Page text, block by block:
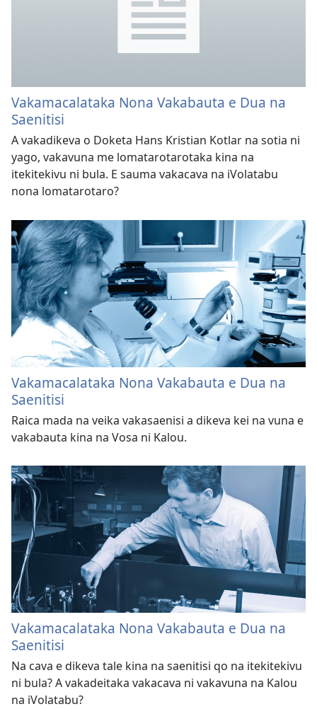
Vakamacalataka Nona Vakabauta e Dua na
Saenitisi
A vakadikeva o Doketa Hans Kristian Kotlar na sotia ni
yago, vakavuna me lomatarotarotaka kina na
itekitekivu ni bula. E sauma vakacava na iVolatabu
nona lomatarotaro?
Vakamacalataka Nona Vakabauta e Dua na
Saenitisi
Raica mada na veika vakasaenisi a dikeva kei na vuna e
vakabauta kina na Vosa ni Kalou.
Vakamacalataka Nona Vakabauta e Dua na
Saenitisi
Na cava e dikeva tale kina na saenitisi qo na itekitekivu
ni bula? A vakadeitaka vakacava ni vakavuna na Kalou
na iVolatabu?